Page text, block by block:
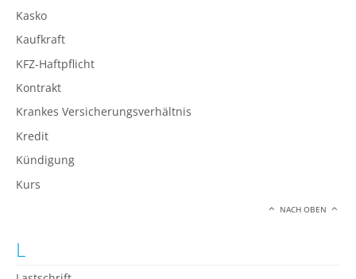
Kasko
Kaufkraft
KFZ-Haftpflicht
Kontrakt
Krankes Versicherungsverhältnis
Kredit
Kündigung
Kurs
NACH OBEN
L